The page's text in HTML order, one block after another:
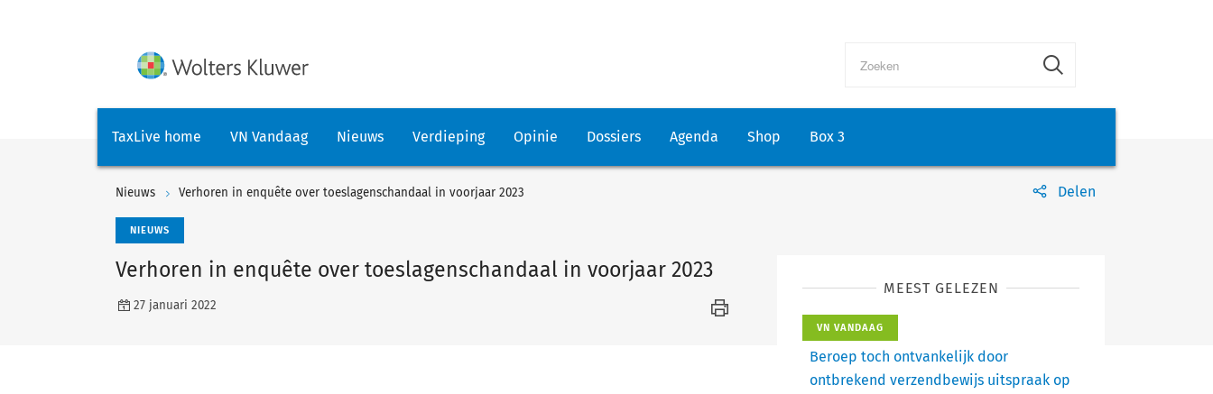
TaxLive home VN Vandaag Nieuws Verdieping Opinie Dossiers Agenda Shop Box 3
Nieuws Verhoren in enquête over toeslagenschandaal in voorjaar 2023 Delen
NIEUWS
Verhoren in enquête over toeslagenschandaal in voorjaar 2023
27 januari 2022
MEEST GELEZEN
VN VANDAAG
Beroep toch ontvankelijk door
ontbrekend verzendbewijs uitspraak op